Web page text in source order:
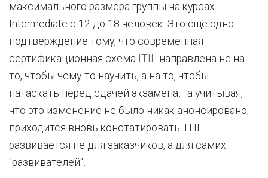
максимального размера группы на курсах
Intermediate с 12 до 18 человек. Это еще одно
подтверждение тому, что современная
сертификационная схема ITIL направлена не на
то, чтобы чему-то научить, а на то, чтобы
натаскать перед сдачей экзамена… а учитывая,
что это изменение не было никак анонсировано,
приходится вновь констатировать: ITIL
развивается не для заказчиков, а для самих
"развивателей"…